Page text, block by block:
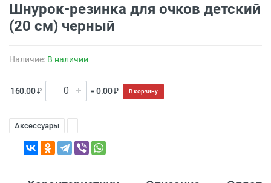
Шнурок-резинка для очков детский
(20 см) черный
Наличие: В наличии
160.00 ₽ = 0.00 ₽ В корзину
Аксессуары